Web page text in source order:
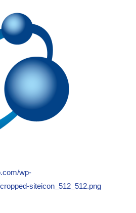
wp-
siteicon_512_512.png